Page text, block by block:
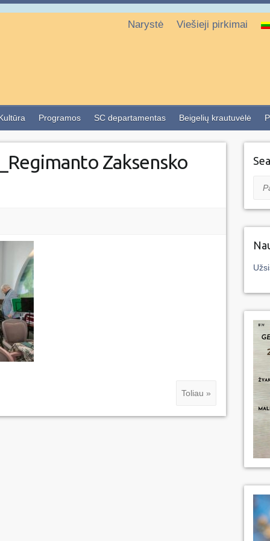
Narystė Viešieji pirkimai
Programos SC departamentas Beigelių krautuvėlė
Zaksensko
Toliau »